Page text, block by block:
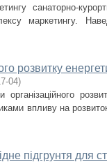
санаторно-
маркетингу.
розвитку
04)
впливу на
підгрунтя для